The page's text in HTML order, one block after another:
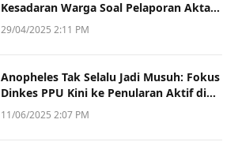
Kesadaran Warga Soal Pelaporan Akta
Kematian
29/04/2025 2:11 PM
Anopheles Tak Selalu Jadi Musuh: Fokus
Dinkes PPU Kini ke Penularan Aktif di
Sotek
11/06/2025 2:07 PM